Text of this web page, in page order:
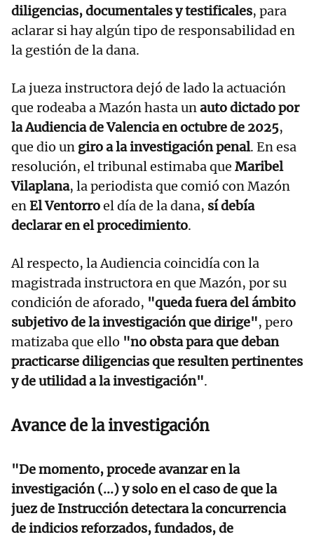
diligencias, documentales y testificales, para
aclarar si hay algún tipo de responsabilidad en
la gestión de la dana.
La jueza instructora dejó de lado la actuación
que rodeaba a Mazón hasta unauto dictado por
la Audiencia de Valencia en octubre de 2025,
que dio un giro a la investigación penal. En esa
resolución, el tribunal estimaba que Maribel
Vilaplana, la periodista que comió con Mazón
enEl Ventorroel día de la dana, sí debía
declarar en el procedimiento.
Al respecto, la Audiencia coincidía con la
magistrada instructora en que Mazón, por su
condición de aforado, "queda fuera del ámbito
subjetivo de la investigación que dirige", pero
matizaba que ello "no obsta para que deban
practicarse diligencias que resulten pertinentes
y de utilidad a la investigación".
Avance de la investigación
"De momento, procede avanzar en la
investigación (...) y solo en el caso de que la
juez de Instrucción detectara la concurrencia
de indicios reforzados, fundados, de